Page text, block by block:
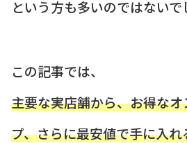
という方も多いのではないで
この記事では、
主要な実店舗から、お得な
プ、さらに最安値で手に入れ